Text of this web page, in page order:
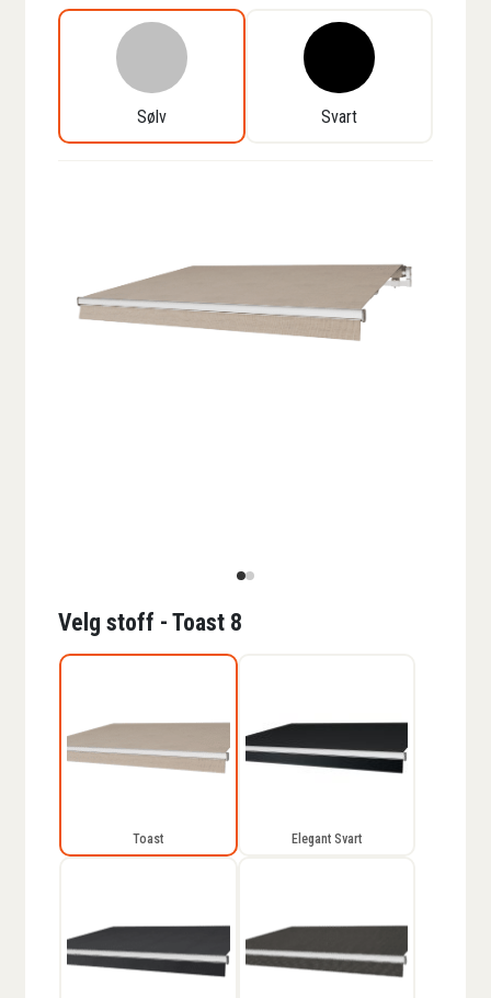
Sølv Svart
Velg stoff - Toast 8
Toast Elegant Svart